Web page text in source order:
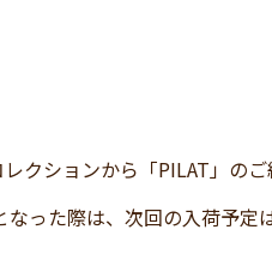
クションから「PILAT」のご
った際は、次回の入荷予定